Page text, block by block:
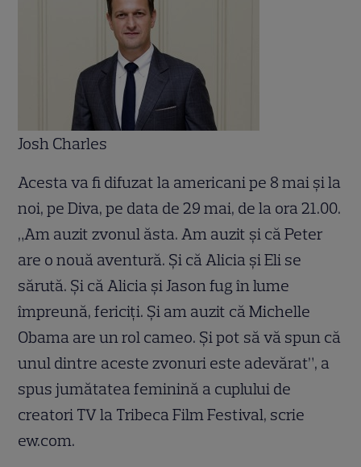
Josh Charles
Acesta va fi difuzat la americani pe 8 mai şi la
noi, pe Diva, pe data de 29 mai, de la ora 21.00.
„Am auzit zvonul ăsta. Am auzit şi că Peter
are o nouă aventură. Şi că Alicia şi Eli se
sărută. Şi că Alicia şi Jason fug în lume
împreună, fericiţi. Şi am auzit că Michelle
Obama are un rol cameo. Şi pot să vă spun că
unul dintre aceste zvonuri este adevărat”, a
spus jumătatea feminină a cuplului de
creatori TV la Tribeca Film Festival, scrie
ew.com.